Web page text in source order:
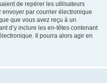
de repérer les utilisateurs
par courrier électronique
que vous avez reçu à un
d’y inclure les en-têtes contenant
Il pourra alors agir en